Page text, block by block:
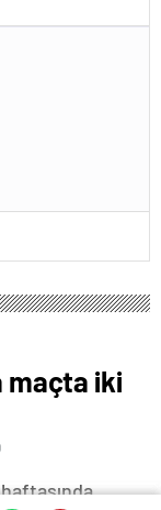
maçta iki